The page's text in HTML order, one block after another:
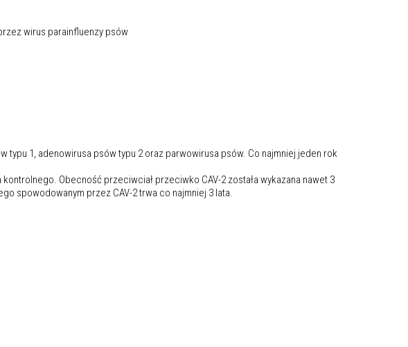
wirus parainfluenzy psów
1, adenowirusa psów typu 2 oraz parwowirusa psów. Co najmniej jeden rok
Obecność przeciwciał przeciwko CAV-2 została wykazana nawet 3
spowodowanym przez CAV-2 trwa co najmniej 3 lata.